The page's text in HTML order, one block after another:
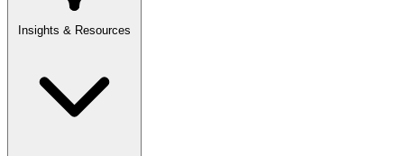
Insights & Resources